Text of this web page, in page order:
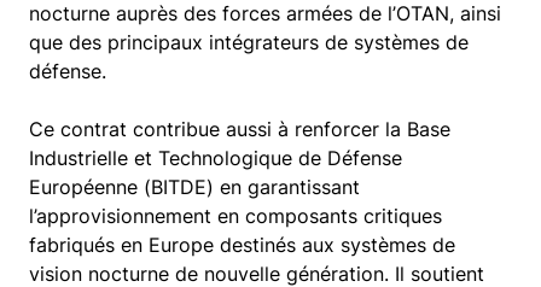
nocturne auprès des forces armées de l’OTAN, ainsi
que des principaux intégrateurs de systèmes de
défense.
Ce contrat contribue aussi à renforcer la Base
Industrielle et Technologique de Défense
Européenne (BITDE) en garantissant
l’approvisionnement en composants critiques
fabriqués en Europe destinés aux systèmes de
vision nocturne de nouvelle génération. Il soutient